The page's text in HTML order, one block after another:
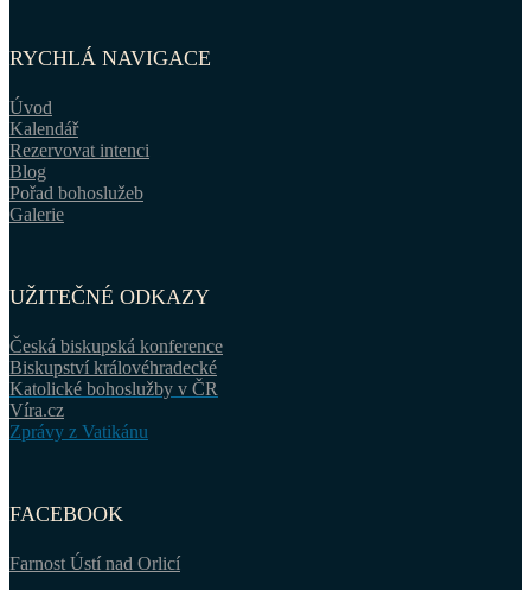
RYCHLÁ NAVIGACE
Úvod
Kalendář
Rezervovat intenci
Blog
Pořad bohoslužeb
Galerie
UŽITEČNÉ ODKAZY
Česká biskupská konference
Biskupství královéhradecké
Katolické bohoslužby v ČR
Víra.cz
Zprávy z Vatikánu
FACEBOOK
Farnost Ústí nad Orlicí